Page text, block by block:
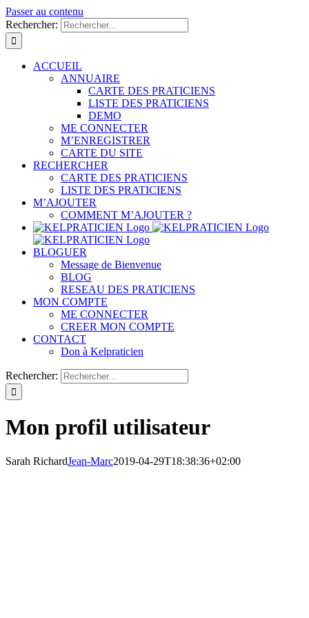
Passer au contenu
Rechercher:
ACCUEIL
ANNUAIRE
CARTE DES PRATICIENS
LISTE DES PRATICIENS
DEMO
ME CONNECTER
M’ENREGISTRER
CARTE DU SITE
RECHERCHER
CARTE DES PRATICIENS
LISTE DES PRATICIENS
M’AJOUTER
COMMENT M’AJOUTER ?
BLOGUER
Message de Bienvenue
BLOG
RESEAU DES PRATICIENS
MON COMPTE
ME CONNECTER
CREER MON COMPTE
CONTACT
Don à Kelpraticien
Rechercher:
Mon profil utilisateur
Sarah RichardJean-Marc2019-04-29T18:38:36+02:00